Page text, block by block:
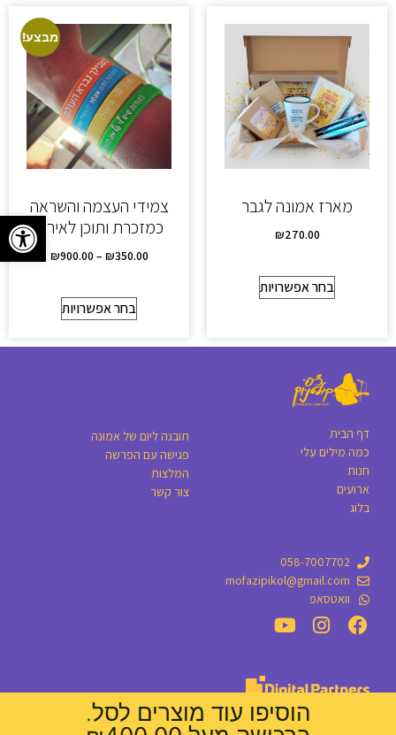
פתח
מארז אמונה לגבר
₪270.00
בחר אפשרויות
מבצע!
צמידי העצמה והשראה
כמזכרת ותוכן לאירוע
₪350.00
–
₪900.00
בחר אפשרויות
דף הבית
כמה מילים עלי
חנות
ארועים
בלוג
תובנה ליום של אמונה
פגישה עם הפרשה
המלצות
צור קשר
058-7007702
mofazipikol@gmail.com
וואטסאפ
הוסיפו עוד מוצרים לסל.